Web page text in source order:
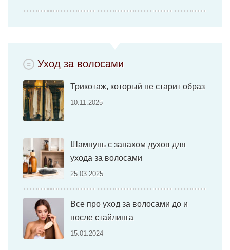
Уход за волосами
Трикотаж, который не старит образ
10.11.2025
Шампунь с запахом духов для
ухода за волосами
25.03.2025
Все про уход за волосами до и
после стайлинга
15.01.2024